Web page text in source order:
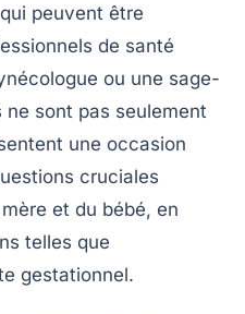
peuvent être
de santé
ou une sage-
sont pas seulement
une occasion
cruciales
et du bébé, en
telles que
gestationnel.